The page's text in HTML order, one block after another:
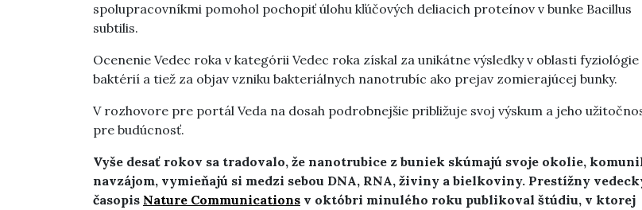
spolupracovníkmi pomohol pochopiť úlohu kľúčových deliacich proteínov v bunke Bacillus
subtilis.
Ocenenie Vedec roka v kategórii Vedec roka získal za unikátne výsledky v oblasti fyziológie
baktérií a tiež za objav vzniku bakteriálnych nanotrubíc ako prejav zomierajúcej bunky.
V rozhovore pre portál Veda na dosah podrobnejšie približuje svoj výskum a jeho
pre budúcnosť.
Vyše desať rokov sa tradovalo, že nanotrubice z buniek skúmajú svoje okolie,
navzájom, vymieňajú si medzi sebou DNA, RNA, živiny a bielkoviny. Prestížny
časopis Nature Communications v októbri minulého roku publikoval štúdiu, v ktorej